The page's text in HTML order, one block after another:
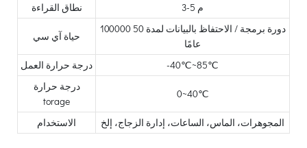
نطاق القراءة 3-5 م
حياة آي سي
100000 دورة برمجة / الاحتفاظ بالبيانات لمدة 50
عامًا
درجة حرارة العمل
-40℃~85℃
درجة حرارة
torage
0~40℃
الاستخدام المجوهرات، الماس، الساعات، إدارة الزجاج، إلخ